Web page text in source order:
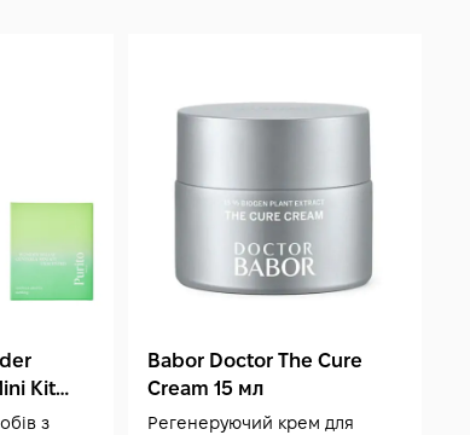
Kit
з
Babor Doctor The Cure
Cream 15 мл
Регенеруючий крем для